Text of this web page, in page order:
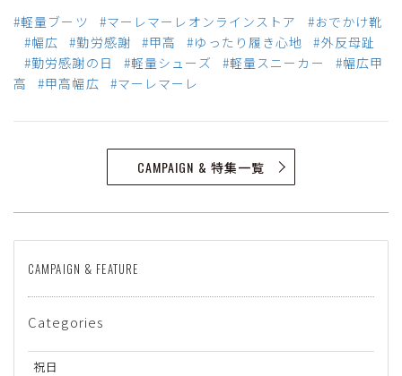
#軽量ブーツ #マーレマーレオンラインストア
#おでかけ靴
#幅広
#勤労感謝 #甲高 #ゆったり履き心地
#外反母趾
#勤労感謝の日
#軽量シューズ #軽量スニーカー
#幅広甲
高
#甲高幅広 #マーレマーレ
CAMPAIGN & 特集一覧
CAMPAIGN & FEATURE
Categories
祝日